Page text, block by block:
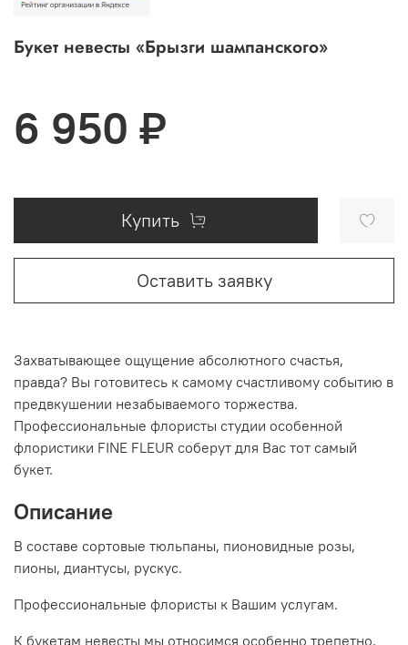
Букет невесты «Брызги шампанского»
6 950 ₽
Купить
Оставить заявку
Захватывающее ощущение абсолютного счастья,
правда? Вы готовитесь к самому счастливому событию в
предвкушении незабываемого торжества.
Профессиональные флористы студии особенной
флористики FINE FLEUR соберут для Вас тот самый
букет.
Описание
В составе сортовые тюльпаны, пионовидные розы,
пионы, диантусы, рускус.
Профессиональные флористы к Вашим услугам.
К букетам невесты мы относимся особенно трепетно,